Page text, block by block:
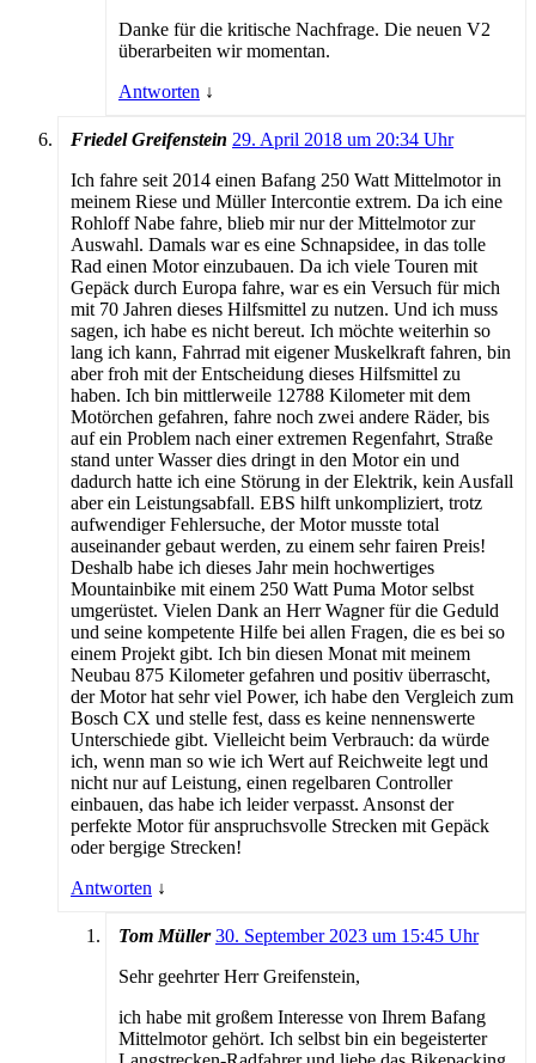
Danke für die kritische Nachfrage. Die neuen V2
überarbeiten wir momentan.
Antworten ↓
Friedel Greifenstein 29. April 2018 um 20:34 Uhr
Ich fahre seit 2014 einen Bafang 250 Watt Mittelmotor in
meinem Riese und Müller Intercontie extrem. Da ich eine
Rohloff Nabe fahre, blieb mir nur der Mittelmotor zur
Auswahl. Damals war es eine Schnapsidee, in das tolle
Rad einen Motor einzubauen. Da ich viele Touren mit
Gepäck durch Europa fahre, war es ein Versuch für mich
mit 70 Jahren dieses Hilfsmittel zu nutzen. Und ich muss
sagen, ich habe es nicht bereut. Ich möchte weiterhin so
lang ich kann, Fahrrad mit eigener Muskelkraft fahren, bin
aber froh mit der Entscheidung dieses Hilfsmittel zu
haben. Ich bin mittlerweile 12788 Kilometer mit dem
Motörchen gefahren, fahre noch zwei andere Räder, bis
auf ein Problem nach einer extremen Regenfahrt, Straße
stand unter Wasser dies dringt in den Motor ein und
dadurch hatte ich eine Störung in der Elektrik, kein Ausfall
aber ein Leistungsabfall. EBS hilft unkompliziert, trotz
aufwendiger Fehlersuche, der Motor musste total
auseinander gebaut werden, zu einem sehr fairen Preis!
Deshalb habe ich dieses Jahr mein hochwertiges
Mountainbike mit einem 250 Watt Puma Motor selbst
umgerüstet. Vielen Dank an Herr Wagner für die Geduld
und seine kompetente Hilfe bei allen Fragen, die es bei so
einem Projekt gibt. Ich bin diesen Monat mit meinem
Neubau 875 Kilometer gefahren und positiv überrascht,
der Motor hat sehr viel Power, ich habe den Vergleich zum
Bosch CX und stelle fest, dass es keine nennenswerte
Unterschiede gibt. Vielleicht beim Verbrauch: da würde
ich, wenn man so wie ich Wert auf Reichweite legt und
nicht nur auf Leistung, einen regelbaren Controller
einbauen, das habe ich leider verpasst. Ansonst der
perfekte Motor für anspruchsvolle Strecken mit Gepäck
oder bergige Strecken!
Antworten ↓
Tom Müller 30. September 2023 um 15:45 Uhr
Sehr geehrter Herr Greifenstein,
ich habe mit großem Interesse von Ihrem Bafang
Mittelmotor gehört. Ich selbst bin ein begeisterter